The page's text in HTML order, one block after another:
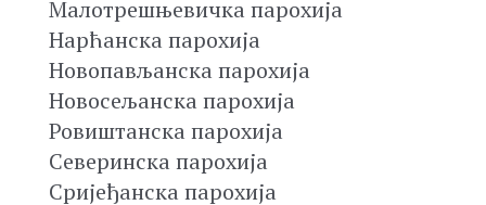
Малотрешњевичка парохија
Нарћанска парохија
Новопављанска парохија
Новосељанска парохија
Ровиштанска парохија
Северинска парохија
Сријеђанска парохија